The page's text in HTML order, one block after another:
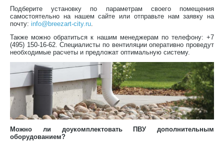
Подберите установку по параметрам своего помещения
самостоятельно на нашем сайте или отправьте нам заявку на
почту: info@breezart-city.ru.
Также можно обратиться к нашим менеджерам по телефону: +7
(495) 150-16-62. Специалисты по вентиляции оперативно проведут
необходимые расчеты и предложат оптимальную систему.
Можно ли доукомплектовать ПВУ дополнительным
оборудованием?